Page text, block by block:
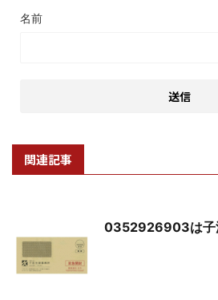
名前
関連記事
0352926903は子